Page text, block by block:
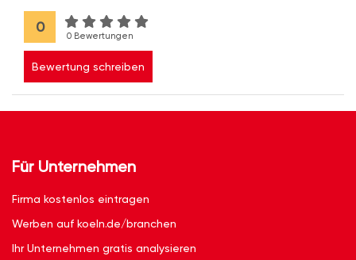
0
0 Bewertungen
Bewertung schreiben
Für Unternehmen
Firma kostenlos eintragen
Werben auf koeln.de/branchen
Ihr Unternehmen gratis analysieren